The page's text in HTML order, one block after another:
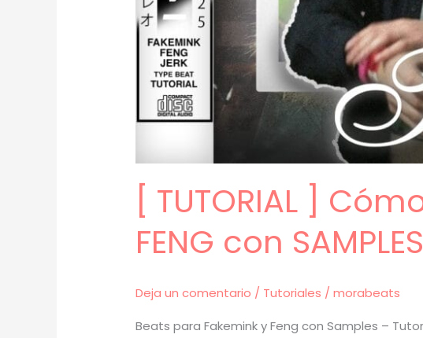
[ TUTORIAL ]
FENG con
Deja un comentario / Tutoriales /morabeats
Beats para Fakemink y Feng con Samples –